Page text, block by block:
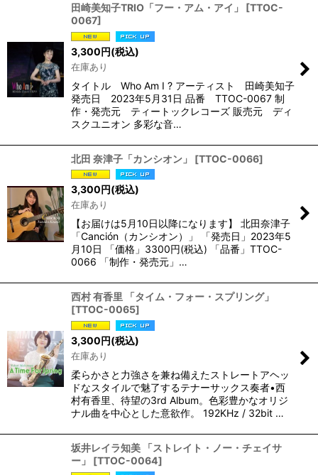
田崎美知子TRIO「フー・アム・アイ」 [TTOC-
0067]
3,300円(税込)
在庫あり
タイトル Who Am I ? アーティスト 田崎美知子
発売日 2023年5月31日 品番 TTOC-0067 制
作・発売元 ティートックレコーズ 販売元 ディ
スクユニオン 多彩な音…
北田 奈津子「カンシオン」 [TTOC-0066]
3,300円(税込)
在庫あり
【お届けは5月10日以降になります】 北田奈津子
「Canción（カンシオン）」 「発売日」2023年5
月10日 「価格」3300円(税込) 「品番」TTOC-
0066 「制作・発売元」…
西村 有香里 「タイム・フォー・スプリング」
[TTOC-0065]
3,300円(税込)
在庫あり
柔らかさと力強さを兼ね備えたストレートアヘッ
ドなスタイルで魅了するテナーサックス奏者•西
村有香里、待望の3rd Album。色彩豊かなオリジ
ナル曲を中心とした意欲作。 192KHz / 32bit …
坂井レイラ知美 「ストレイト・ノー・チェイサ
ー」
[TTOC-0064]